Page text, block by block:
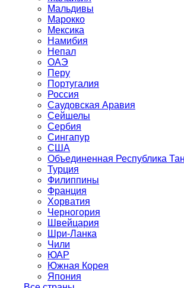
Мальдивы
Марокко
Мексика
Намибия
Непал
ОАЭ
Перу
Португалия
Россия
Саудовская Аравия
Сейшелы
Сербия
Сингапур
США
Объединенная Республика
Турция
Филиппины
Франция
Хорватия
Черногория
Швейцария
Шри-Ланка
Чили
ЮАР
Южная Корея
Япония